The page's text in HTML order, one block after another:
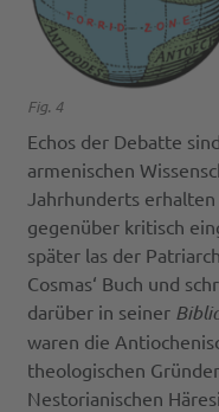
Fig. 4
Echos der Debatte
armenischen
Jahrhunderts
gegenüber kritisch
später las der
Cosmas‘ Buch und
darüber in seiner
waren die
theologischen
Nestorianischen